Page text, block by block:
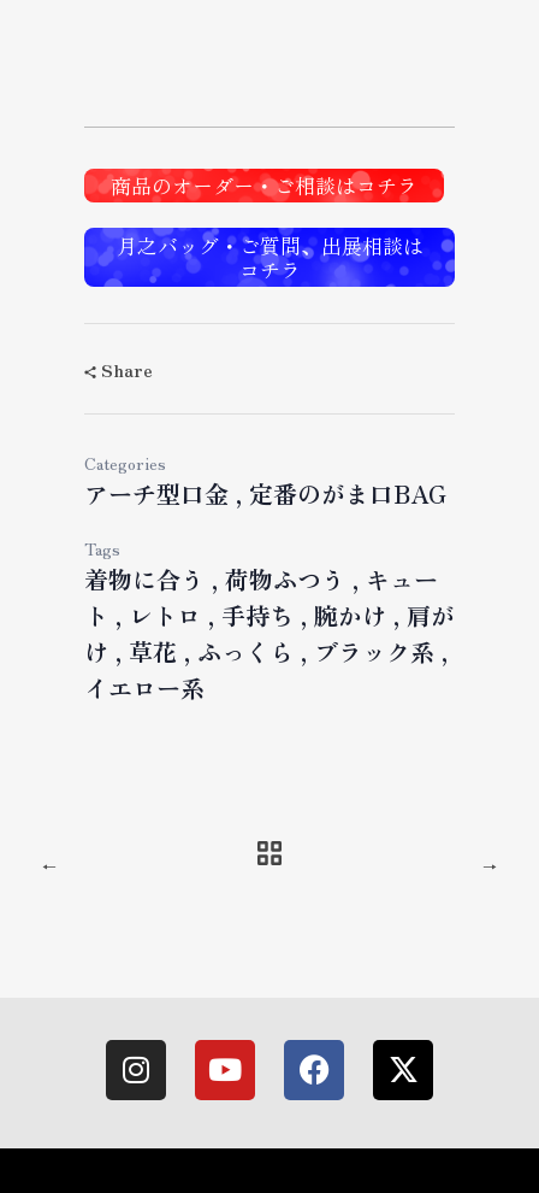
商品のオーダー・ご相談はコチラ
月之バッグ・ご質問、出展相談は
コチラ
Share
Categories
アーチ型口金 定番のがま口BAG
Tags
着物に合う 荷物ふつう
キュー
ト
レトロ 手持ち 腕かけ
肩が
け
草花 ふっくら
ブラック系
イエロー系